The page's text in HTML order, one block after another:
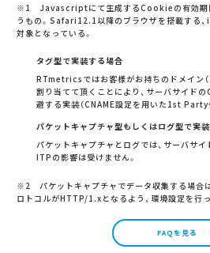
※1 Javascriptにて生成するCookieの有効期限
うもの。Safari12.1以降のブラウザを搭載する
対象となっている。
タグ型で実装する場合
RTmetricsではお客様がお持ちのドメイン（
割り当てて頂くことにより、サーバサイド
避する実装（CNAME設定を用いた1st Party
パケットキャプチャ型もしくはログ型で実
パケットキャプチャとログでは、サーバサ
ITPの影響は受けません。
※2 パケットキャプチャでデータ収集する場合
ロトコルがHTTP/1.xとなるよう、環境設定を行っ
FAQを見る